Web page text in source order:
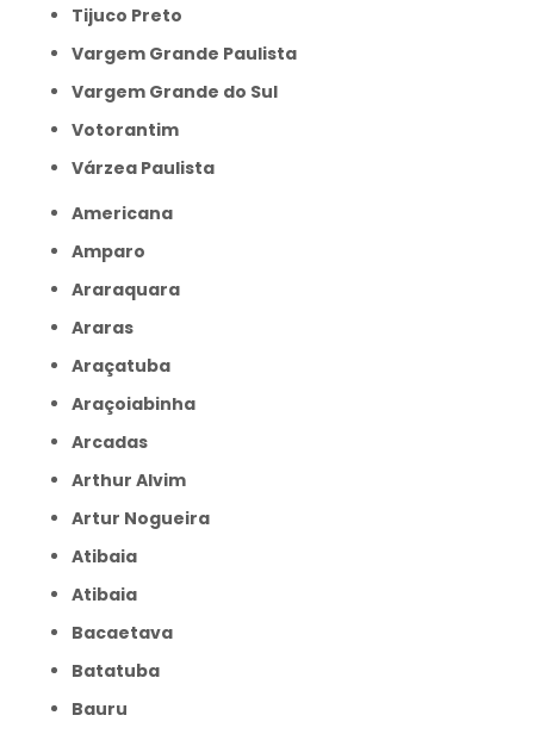
Tijuco Preto
Vargem Grande Paulista
Vargem Grande do Sul
Votorantim
Várzea Paulista
Americana
Amparo
Araraquara
Araras
Araçatuba
Araçoiabinha
Arcadas
Arthur Alvim
Artur Nogueira
Atibaia
Atibaia
Bacaetava
Batatuba
Bauru